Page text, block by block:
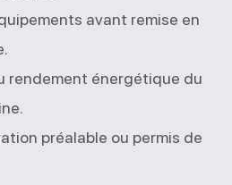
avant remise en
rendement énergétique du
préalable ou permis de